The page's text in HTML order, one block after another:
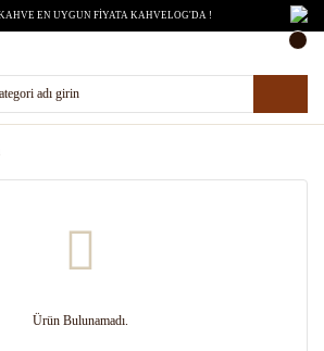
EN UYGUN FİYATA KAHVELOG'DA !
Ürün Bulunamadı.